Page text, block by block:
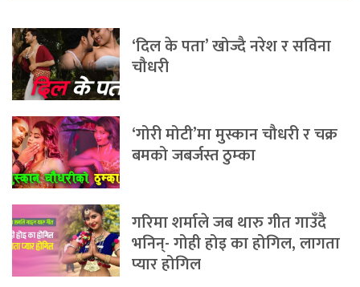
‘दिल के पता’ खोज्दै नरेश र सविना
चौधरी
‘गोरी मोटी’मा मुस्कान चौधरी र चक्र
बमको जबर्जस्त ठुम्का
गरिमा शर्माले जब थारु गीत गाउँदै
भनिन्- गोही होइ का होगिल, लागता
प्यार होगिल